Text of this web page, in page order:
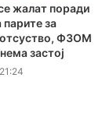
жалат поради
за
ФЗОМ
застој